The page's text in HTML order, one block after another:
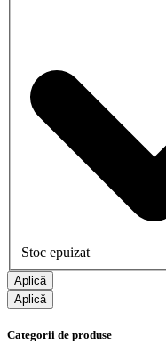
Stoc epuizat
Aplică
Aplică
Categorii de produse